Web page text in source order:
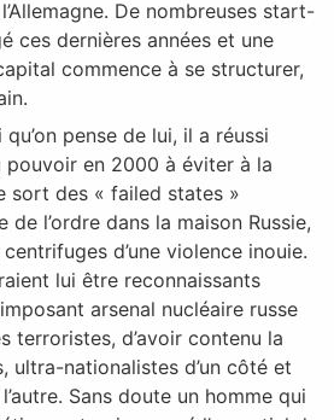
De nombreuses start-
ces dernières années et une
commence à se structurer,
pense de lui, il a réussi
pouvoir en 2000 à éviter à la
sort des « failed states »
l’ordre dans la maison Russie,
d’une violence inouie.
lui être reconnaissants
arsenal nucléaire russe
terroristes, d’avoir contenu la
ultra-nationalistes d’un côté et
Sans doute un homme qui